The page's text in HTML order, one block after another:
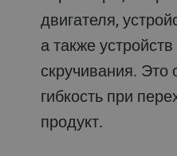
двигателя,
а также
скручивания. Это
гибкость при
продукт.